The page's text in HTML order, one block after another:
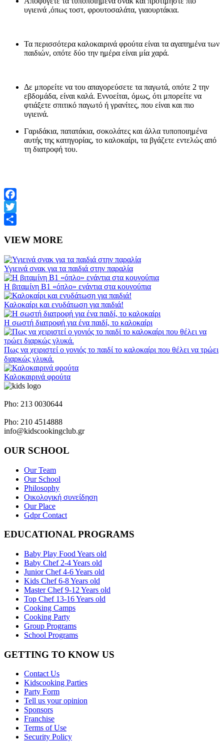
υγιεινά ,όπως τοστ, φρουτοσαλάτα, γιαουρτάκια.
Τα περισσότερα καλοκαιρινά φρούτα είναι τα αγαπημένα των
παιδιών, οπότε δύο την ημέρα είναι μία χαρά.
Δε μπορείτε να του απαγορεύσετε τα παγωτά, οπότε 2 την
εβδομάδα, είναι καλά. Εννοείται, όμως, ότι μπορείτε να
φτιάξετε σπιτικό παγωτό ή γρανίτες, που είναι και πιο
υγιεινά.
Γαριδάκια, πατατάκια, σοκολάτες και άλλα τυποποιημένα
αυτής της κατηγορίας, το καλοκαίρι, τα βγάζετε εντελώς από
τη διατροφή του.
Facebook
Twitter
VIEW MORE
Υγιεινά σνακ για τα παιδιά στην παραλία
Η βιταμίνη Β1 «όπλο» ενάντια στα κουνούπια
Καλοκαίρι και ενυδάτωση για παιδιά!
Η σωστή διατροφή για ένα παιδί, το καλοκαίρι
Πως να χειριστεί ο γονιός το παιδί το καλοκαίρι που θέλει να τρώει
διαρκώς γλυκά.
Καλοκαιρινά φρούτα
Pho: 213 0030644
Pho: 210 4514888
info@kidscookingclub.gr
OUR SCHOOL
Our Team
Our School
Philosophy
Οικολογική συνείδηση
Our Place
Gdpr Contact
EDUCATIONAL PROGRAMS
Baby Play Food Years old
Baby Chef 2-4 Years old
Junior Chef 4-6 Years old
Kids Chef 6-8 Years old
Master Chef 9-12 Years old
Top Chef 13-16 Years old
Cooking Camps
Cooking Party
Group Programs
School Programs
GETTING TO KNOW US
Contact Us
Kidscooking Parties
Party Form
Tell us your opinion
Sponsors
Franchise
Terms of Use
Security Policy